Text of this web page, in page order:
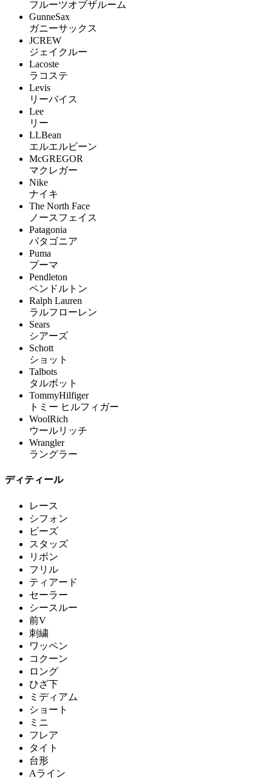
フルーツオブザルーム
GunneSax
ガニーサックス
JCREW
ジェイクルー
Lacoste
ラコステ
Levis
リーバイス
Lee
リー
LLBean
エルエルビーン
McGREGOR
マクレガー
Nike
ナイキ
The North Face
ノースフェイス
Patagonia
パタゴニア
Puma
プーマ
Pendleton
ペンドルトン
Ralph Lauren
ラルフローレン
Sears
シアーズ
Schott
ショット
Talbots
タルボット
TommyHilfiger
トミー ヒルフィガー
WoolRich
ウールリッチ
Wrangler
ラングラー
ディティール
レース
シフォン
ビーズ
スタッズ
リボン
フリル
ティアード
セーラー
シースルー
前V
刺繍
ワッペン
コクーン
ロング
ひざ下
ミディアム
ショート
ミニ
フレア
タイト
台形
Aライン